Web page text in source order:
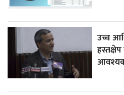
उच्च
आवश्यक